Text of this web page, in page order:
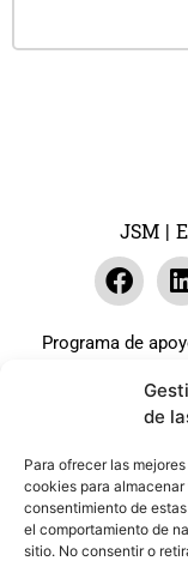
de
Para ofrecer las
cookies para
consentimiento de
el comportamiento de
sitio. No consentir o
JSM |
Programa de
económica de la
coste cero
Beneficiario: